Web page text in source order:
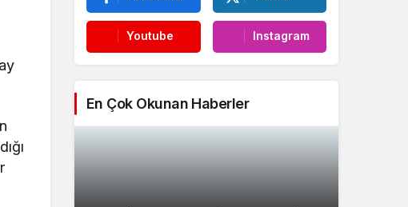
Youtube Instagram
En Çok Okunan Haberler